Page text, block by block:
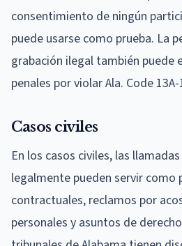
consentimiento de ningún
puede usarse como prueba. La
grabación ilegal también puede
penales por violar Ala. Code
Casos civiles
En los casos civiles, las
legalmente pueden servir como
contractuales, reclamos por
personales y asuntos de